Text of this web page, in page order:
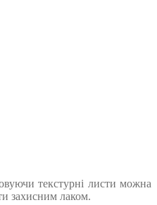
текстурні листи можна
захисним лаком.